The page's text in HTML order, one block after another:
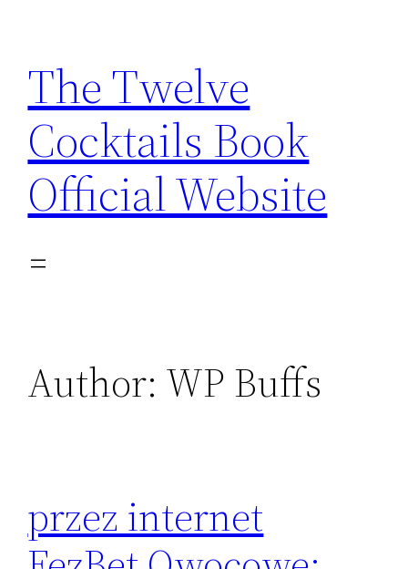
content
The Twelve
Cocktails Book
Official Website
Author: WP Buffs
przez internet